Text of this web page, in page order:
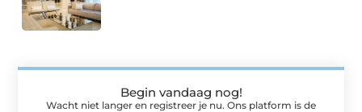
Begin vandaag nog!
Wacht niet langer en registreer je nu. Ons platform is de